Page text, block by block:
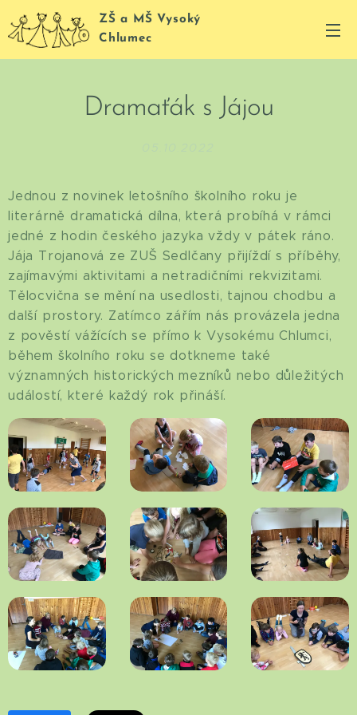
ZŠ a MŠ Vysoký
Chlumec
Dramaťák s Jájou
Jednou z novinek letošního školního roku je
literárně dramatická dílna, která probíhá v rámci
jedné z hodin českého jazyka vždy v pátek ráno.
Jája Trojanová ze ZUŠ Sedlčany přijíždí s příběhy,
zajímavými aktivitami a netradičními rekvizitami.
Tělocvična se mění na usedlosti, tajnou chodbu a
další prostory. Zatímco zářím nás provázela jedna
z pověstí vážících se přímo k Vysokému Chlumci,
během školního roku se dotkneme také
významných historických mezníků nebo důležitých
událostí, které každý rok přináší.